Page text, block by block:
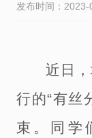
发布时间：2023-
近日
行的“有丝
束。同学